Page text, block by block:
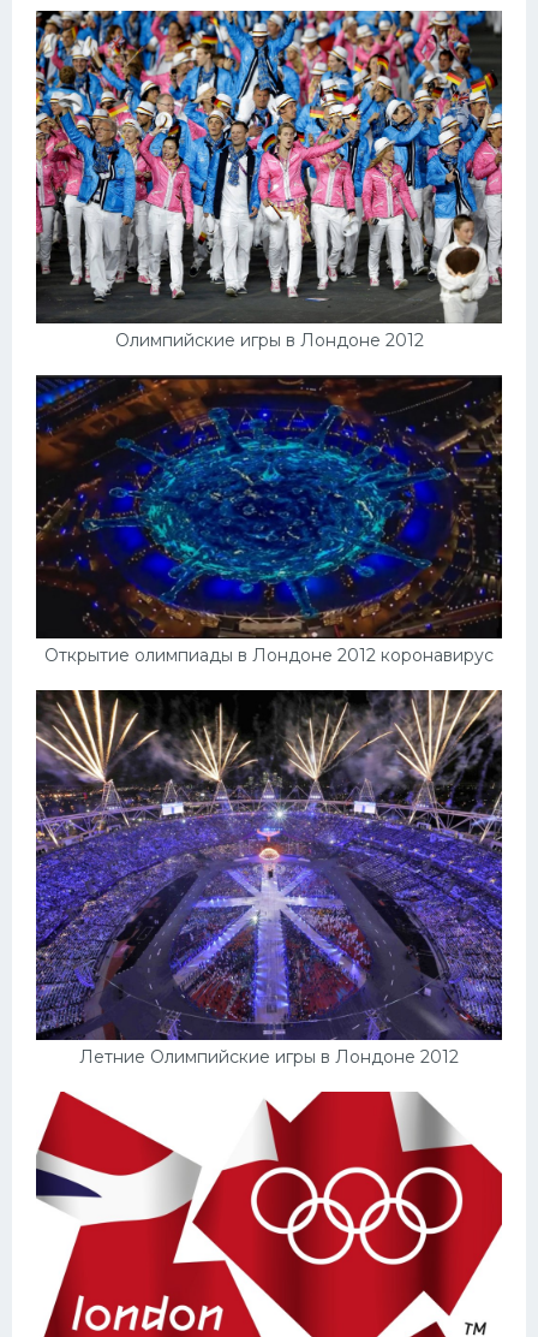
Олимпийские игры в Лондоне 2012
Открытие олимпиады в Лондоне 2012 коронавирус
Летние Олимпийские игры в Лондоне 2012